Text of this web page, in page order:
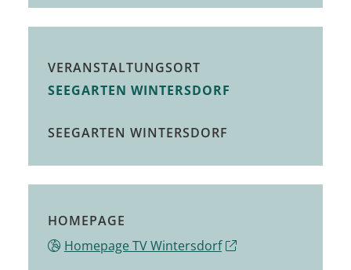
VERANSTALTUNGSORT
SEEGARTEN WINTERSDORF
SEEGARTEN WINTERSDORF
HOMEPAGE
Homepage TV Wintersdorf